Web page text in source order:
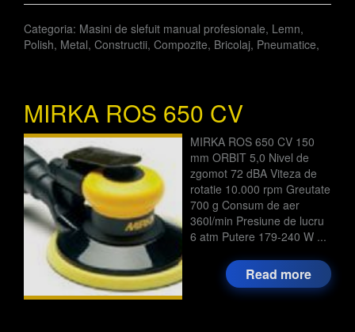
Categoria: Masini de slefuit manual profesionale, Lemn,
Polish, Metal, Constructii, Compozite, Bricolaj, Pneumatice,
MIRKA ROS 650 CV
MIRKA ROS 650 CV 150
mm ORBIT 5,0 Nivel de
zgomot 72 dBA Viteza de
rotatie 10.000 rpm Greutate
700 g Consum de aer
360l/min Presiune de lucru
6 atm Putere 179-240 W ...
Read more